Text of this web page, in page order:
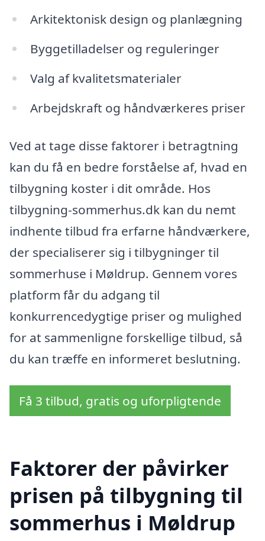
Arkitektonisk design og planlægning
Byggetilladelser og reguleringer
Valg af kvalitetsmaterialer
Arbejdskraft og håndværkeres priser
Ved at tage disse faktorer i betragtning
kan du få en bedre forståelse af, hvad en
tilbygning koster i dit område. Hos
tilbygning-sommerhus.dk kan du nemt
indhente tilbud fra erfarne håndværkere,
der specialiserer sig i tilbygninger til
sommerhuse i Møldrup. Gennem vores
platform får du adgang til
konkurrencedygtige priser og mulighed
for at sammenligne forskellige tilbud, så
du kan træffe en informeret beslutning.
Få 3 tilbud, gratis og uforpligtende
Faktorer der påvirker
prisen på tilbygning til
sommerhus i Møldrup